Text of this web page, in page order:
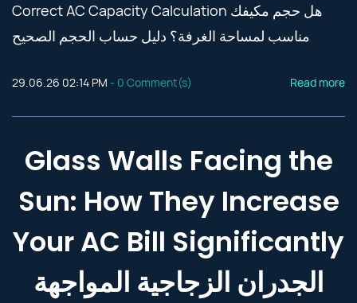
Correct AC Capacity Calculation هل حجم مكيفك
مناسب لمساحة الغرفة؟ دليل حساب الحجم الصحيح
29.06.26 02:14 PM - 0 Comment(s) Read more
Glass Walls Facing the
Sun: How They Increase
Your AC Bill Significantly
الجدران الزجاجية المواجهة